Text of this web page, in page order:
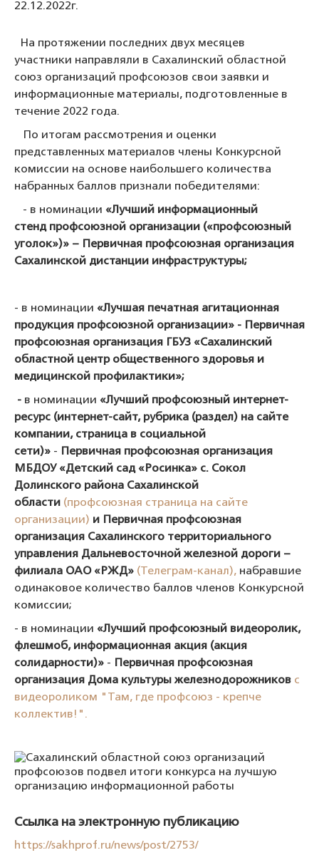
22.12.2022г.
На протяжении последних двух месяцев
участники направляли в Сахалинский областной
союз организаций профсоюзов свои заявки и
информационные материалы, подготовленные в
течение 2022 года.
По итогам рассмотрения и оценки
представленных материалов члены Конкурсной
комиссии на основе наибольшего количества
набранных баллов признали победителями:
- в номинации «Лучший информационный
стенд профсоюзной организации («профсоюзный
уголок»)» – Первичная профсоюзная организация
Сахалинской дистанции инфраструктуры;
- в номинации «Лучшая печатная агитационная
продукция профсоюзной организации» - Первичная
профсоюзная организация ГБУЗ «Сахалинский
областной центр общественного здоровья и
медицинской профилактики»;
- в номинации «Лучший профсоюзный интернет-
ресурс (интернет-сайт, рубрика (раздел) на сайте
компании, страница в социальной
сети)» - Первичная профсоюзная организация
МБДОУ «Детский сад «Росинка» с. Сокол
Долинского района Сахалинской
области (профсоюзная страница на сайте
организации) и Первичная профсоюзная
организация Сахалинского территориального
управления Дальневосточной железной дороги –
филиала ОАО «РЖД» (Телеграм-канал), набравшие
одинаковое количество баллов членов Конкурсной
комиссии;
- в номинации «Лучший профсоюзный видеоролик,
флешмоб, информационная акция (акция
солидарности)» - Первичная профсоюзная
организация Дома культуры железнодорожников с
видеороликом "Там, где профсоюз - крепче
коллектив!".
Ссылка на электронную публикацию
https://sakhprof.ru/news/post/2753/